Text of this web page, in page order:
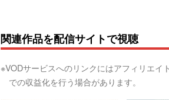
関連作品を配信サイトで視聴
※VODサービスへのリンクにはアフィリエ
での収益化を行う場合があります。